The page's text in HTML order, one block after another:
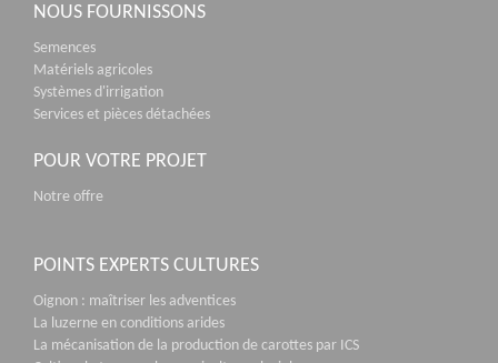
NOUS FOURNISSONS
Semences
Matériels agricoles
Systèmes d'irrigation
Services et pièces détachées
POUR VOTRE PROJET
Notre offre
POINTS EXPERTS CULTURES
Oignon : maîtriser les adventices
La luzerne en conditions arides
La mécanisation de la production de carottes par ICS